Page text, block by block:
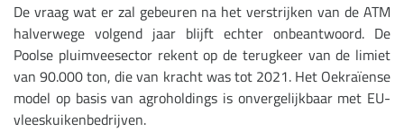
De vraag wat er zal gebeuren na het verstrijken van de ATM
halverwege volgend jaar blijft echter onbeantwoord. De
Poolse pluimveesector rekent op de terugkeer van de limiet
van 90.000 ton, die van kracht was tot 2021. Het Oekraïense
model op basis van agroholdings is onvergelijkbaar met EU-
vleeskuikenbedrijven.